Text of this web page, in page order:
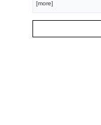
[more]